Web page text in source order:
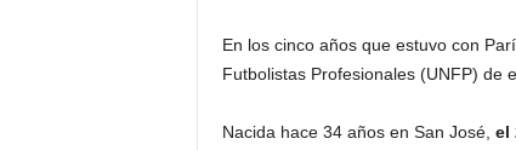
En los cinco años que estuvo con
Futbolistas Profesionales (UNFP) de
Nacida hace 34 años en San José, el